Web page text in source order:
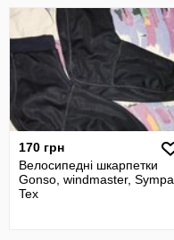
170 грн
Велосипедні шкарпетки
Gonso, windmaster, Sympa
Tex